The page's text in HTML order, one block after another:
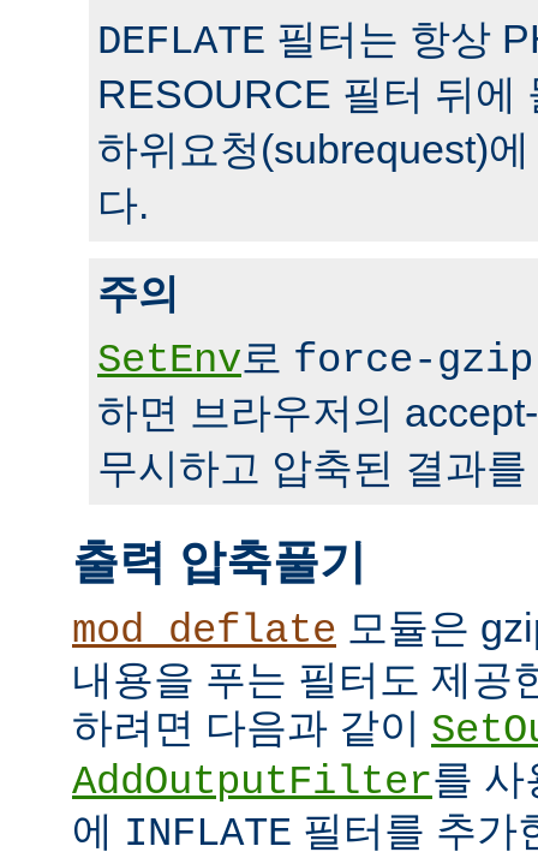
DEFLATE 필터는 항상
RESOURCE 필터 뒤에
하위요청(subrequest)
다.
주의
SetEnv로 force-gzip
하면 브라우저의
무시하고 압축된 결과
출력 압축풀기
mod_deflate 모듈은
내용을 푸는 필터도 제공
하려면 다음과 같이
AddOutputFilter를 사
에 INFLATE 필터를 추가